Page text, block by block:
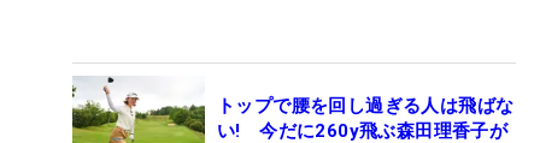
トップで腰を回し過ぎる人は飛ばな
い! 今だに260y飛ぶ森田理香子が